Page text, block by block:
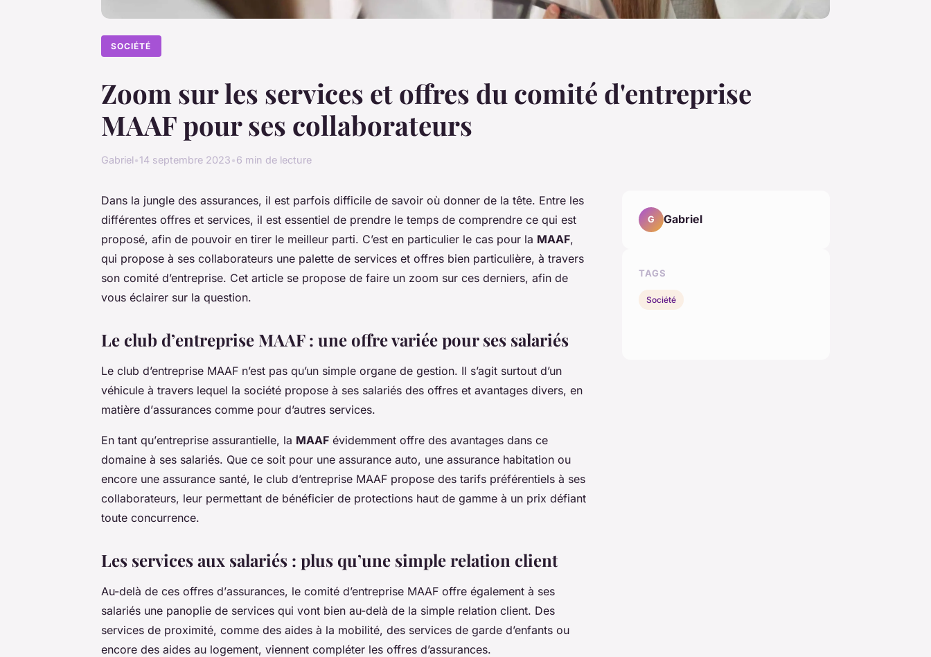
SOCIÉTÉ
Zoom sur les services et offres du comité d'entreprise
MAAF pour ses collaborateurs
Gabriel•14 septembre 2023•6 min de lecture
Dans la jungle des assurances, il est parfois difficile de savoir où donner de la tête. Entre les
différentes offres et services, il est essentiel de prendre le temps de comprendre ce qui est
proposé, afin de pouvoir en tirer le meilleur parti. C’est en particulier le cas pour la MAAF,
qui propose à ses collaborateurs une palette de services et offres bien particulière, à travers
son comité d’entreprise. Cet article se propose de faire un zoom sur ces derniers, afin de
vous éclairer sur la question.
Le club d’entreprise MAAF : une offre variée pour ses salariés
Le club d’entreprise MAAF n’est pas qu’un simple organe de gestion. Il s’agit surtout d’un
véhicule à travers lequel la société propose à ses salariés des offres et avantages divers, en
matière d’assurances comme pour d’autres services.
En tant qu’entreprise assurantielle, la MAAF évidemment offre des avantages dans ce
domaine à ses salariés. Que ce soit pour une assurance auto, une assurance habitation ou
encore une assurance santé, le club d’entreprise MAAF propose des tarifs préférentiels à ses
collaborateurs, leur permettant de bénéficier de protections haut de gamme à un prix défiant
toute concurrence.
Les services aux salariés : plus qu’une simple relation client
Au-delà de ces offres d’assurances, le comité d’entreprise MAAF offre également à ses
salariés une panoplie de services qui vont bien au-delà de la simple relation client. Des
services de proximité, comme des aides à la mobilité, des services de garde d’enfants ou
encore des aides au logement, viennent compléter les offres d’assurances.
G Gabriel
TAGS
Société